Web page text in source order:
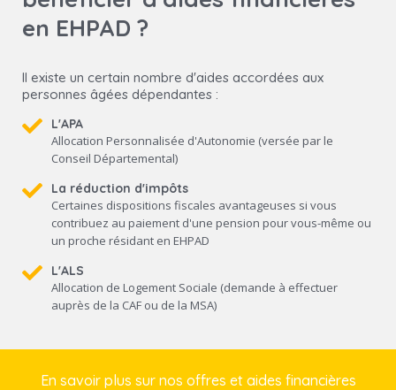
en EHPAD ?
Il existe un certain nombre d'aides accordées aux
personnes âgées dépendantes :
L'APA
Allocation Personnalisée d'Autonomie (versée par le
Conseil Départemental)
La réduction d'impôts
Certaines dispositions fiscales avantageuses si vous
contribuez au paiement d'une pension pour vous-même ou
un proche résidant en EHPAD
L'ALS
Allocation de Logement Sociale (demande à effectuer
auprès de la CAF ou de la MSA)
En savoir plus sur nos offres et aides financières